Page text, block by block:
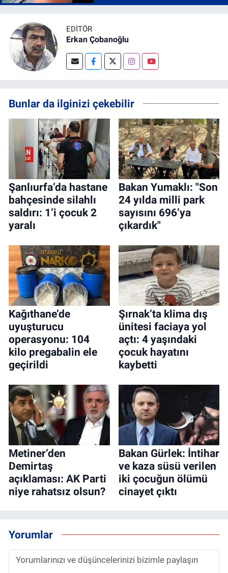
EDITÖR
Erkan Çobanoğlu
Bunlar da ilginizi çekebilir
Şanlıurfa’da hastane
bahçesinde silahlı
saldırı: 1’i çocuk 2
yaralı
Bakan Yumaklı: "Son
24 yılda milli park
sayısını 696’ya
çıkardık"
Kağıthane’de
uyuşturucu
operasyonu: 104
kilo pregabalin ele
geçirildi
Şırnak’ta klima dış
ünitesi faciaya yol
açtı: 4 yaşındaki
çocuk hayatını
kaybetti
Metiner’den
Demirtaş
açıklaması: AK Parti
niye rahatsız olsun?
Bakan Gürlek: İntihar
ve kaza süsü verilen
iki çocuğun ölümü
cinayet çıktı
Yorumlar